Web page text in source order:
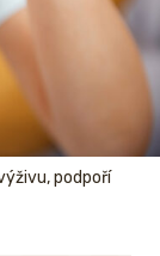
podpoří